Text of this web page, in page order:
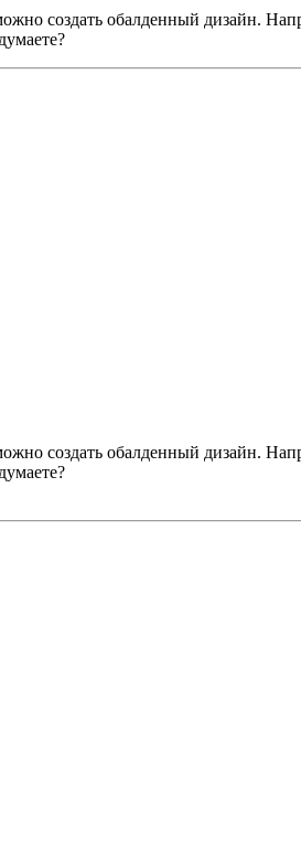
создать обалденный дизайн.
создать обалденный дизайн.